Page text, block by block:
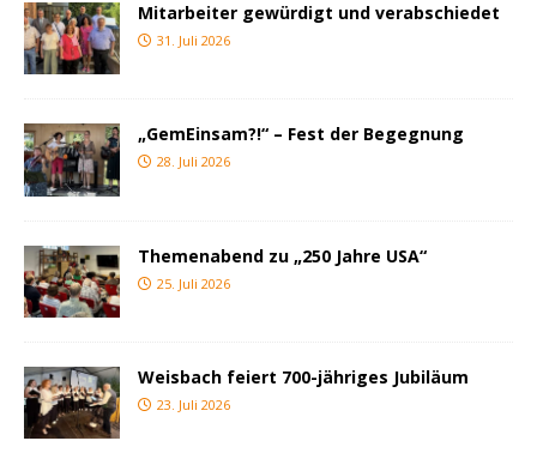
Mitarbeiter gewürdigt und verabschiedet
31. Juli 2026
„GemEinsam?!“ – Fest der Begegnung
28. Juli 2026
Themenabend zu „250 Jahre USA“
25. Juli 2026
Weisbach feiert 700-jähriges Jubiläum
23. Juli 2026